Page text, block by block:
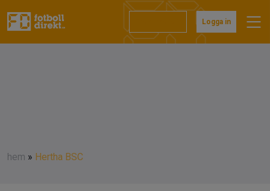
Logga in
hem » Hertha BSC